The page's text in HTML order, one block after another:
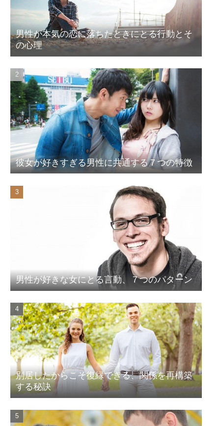
男性が本気の恋に落ちたときにとる行動とそ
の心理
彼女が好きすぎる男性に共通する７つの特徴
男性が好きな女にとる言動、７つのパターン
別居したからこそ復縁できる、関係を再構築
する秘訣